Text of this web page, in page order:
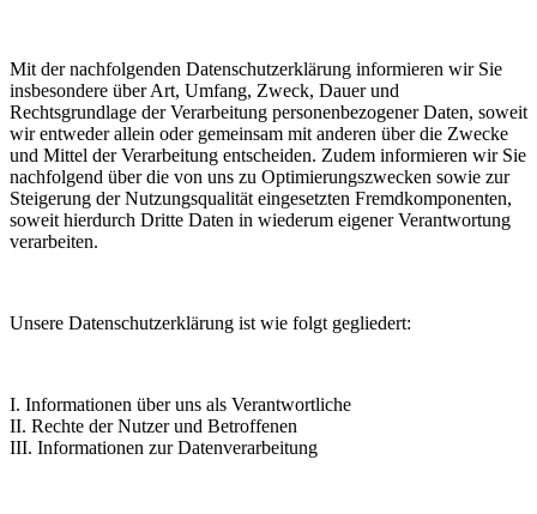
Mit der nachfolgenden Datenschutzerklärung informieren wir Sie
insbesondere über Art, Umfang, Zweck, Dauer und
Rechtsgrundlage der Verarbeitung personenbezogener Daten, soweit
wir entweder allein oder gemeinsam mit anderen über die Zwecke
und Mittel der Verarbeitung entscheiden. Zudem informieren wir Sie
nachfolgend über die von uns zu Optimierungszwecken sowie zur
Steigerung der Nutzungsqualität eingesetzten Fremdkomponenten,
soweit hierdurch Dritte Daten in wiederum eigener Verantwortung
verarbeiten.
Unsere Datenschutzerklärung ist wie folgt gegliedert:
I. Informationen über uns als Verantwortliche
II. Rechte der Nutzer und Betroffenen
III. Informationen zur Datenverarbeitung